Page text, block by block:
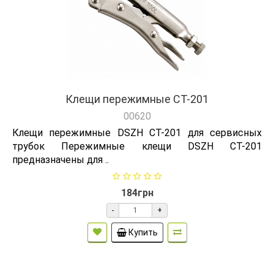
Клещи пережимные СТ-201
00620
Клещи пережимные DSZH CT-201 для сервисных
трубок Пережимные клещи DSZH CT-201
предназначены для ..
184грн
- +
Купить